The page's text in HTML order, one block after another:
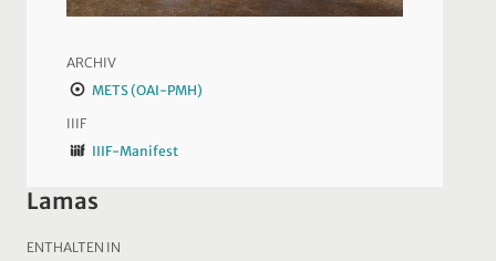
ARCHIV
METS (OAI-PMH)
IIIF
IIIF-Manifest
Lamas
ENTHALTEN IN